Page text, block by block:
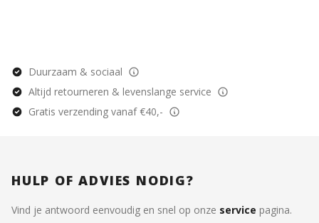
Duurzaam & sociaal
Altijd retourneren & levenslange service
Gratis verzending vanaf €40,-
HULP OF ADVIES NODIG?
Vind je antwoord eenvoudig en snel op onze service pagina.